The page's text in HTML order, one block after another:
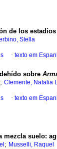
de los
Stella
· texto em
sobre
; Clemente, Natalia
· texto em
mezcla suelo:
; Musselli, Raquel